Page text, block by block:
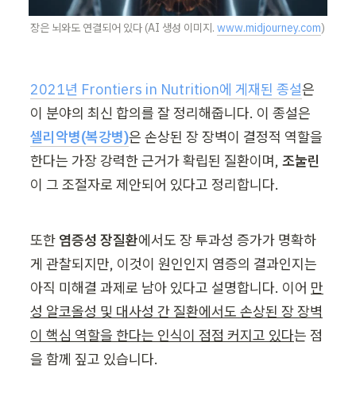
장은 뇌와도 연결되어 있다 (AI 생성 이미지. www.midjourney.com)
2021년 Frontiers in Nutrition에 게재된 종설은
셀리악병(복강병)은 손상된 장 장벽이 결정적 역할을
한다는 가장 강력한 근거가 확립된 질환이며, 조눌린
이 그 조절자로 제안되어 있다고 정리합니다.
또한 염증성 장질환에서도 장 투과성 증가가 명확하
게 관찰되지만, 이것이 원인인지 염증의 결과인지는
아직 미해결 과제로 남아 있다고 설명합니다. 이어 만
성 알코올성 및 대사성 간 질환에서도 손상된 장 장벽
이 핵심 역할을 한다는 인식이 점점 커지고 있다는 점
을 함께 짚고 있습니다.